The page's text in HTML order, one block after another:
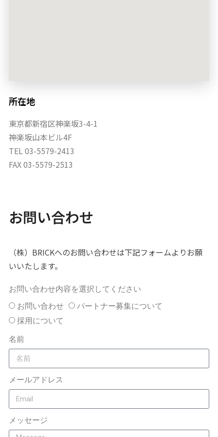
所在地
東京都新宿区神楽坂3-4-1
神楽坂山本ビル4F
TEL 03-5579-2413
FAX 03-5579-2513
お問い合わせ
（株）BRICKへのお問い合わせは下記フォームよりお願
いいたします。
お問い合わせ内容を選択してください
お問い合わせ
パートナー募集について
採用について
名前
メールアドレス
メッセージ